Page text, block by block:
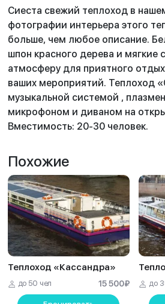
Сиеста свежий теплоход в
фотографии интерьера этого
больше, чем любое описание.
шпон красного дерева и мягкие
атмосферу для приятного
ваших мероприятий. Теплоход
музыкальной системой ,
микрофоном и диваном на
Вместимость: 20-30 человек.
Похожие
Теплоход «Кассандра»
до 50 чел 15 500₽ до